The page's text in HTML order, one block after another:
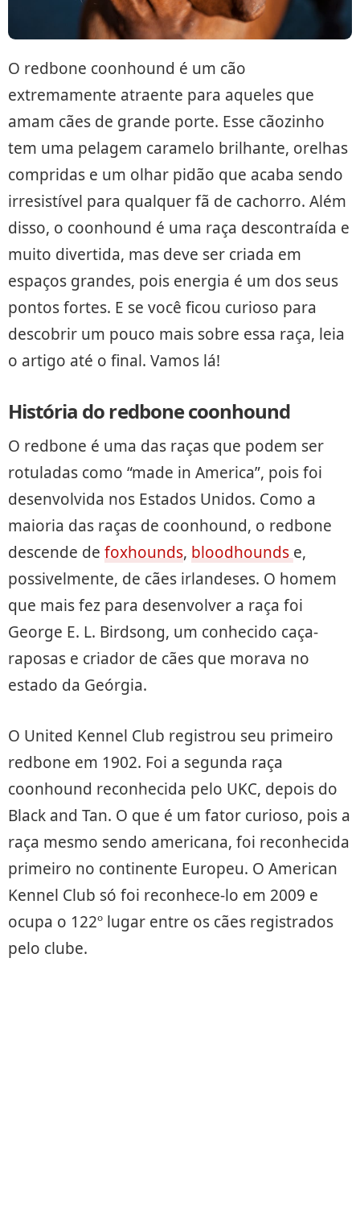
O redbone coonhound é um cão
extremamente atraente para aqueles que
amam cães de grande porte. Esse cãozinho
tem uma pelagem caramelo brilhante, orelhas
compridas e um olhar pidão que acaba sendo
irresistível para qualquer fã de cachorro. Além
disso, o coonhound é uma raça descontraída e
muito divertida, mas deve ser criada em
espaços grandes, pois energia é um dos seus
pontos fortes. E se você ficou curioso para
descobrir um pouco mais sobre essa raça, leia
o artigo até o final. Vamos lá!
História do redbone coonhound
O redbone é uma das raças que podem ser
rotuladas como “made in America”, pois foi
desenvolvida nos Estados Unidos. Como a
maioria das raças de coonhound, o redbone
descende de foxhounds, bloodhoundse,
possivelmente, de cães irlandeses. O homem
que mais fez para desenvolver a raça foi
George E. L. Birdsong, um conhecido caça-
raposas e criador de cães que morava no
estado da Geórgia.
O United Kennel Club registrou seu primeiro
redbone em 1902. Foi a segunda raça
coonhound reconhecida pelo UKC, depois do
Black and Tan. O que é um fator curioso, pois a
raça mesmo sendo americana, foi reconhecida
primeiro no continente Europeu. O American
Kennel Club só foi reconhece-lo em 2009 e
ocupa o 122º lugar entre os cães registrados
pelo clube.